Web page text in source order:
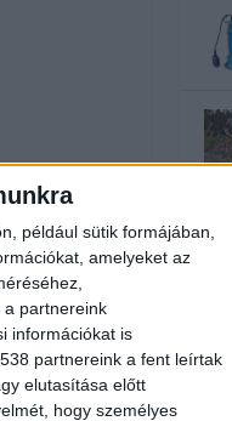
például sütik formájában,
amelyeket az
a partnereink
információkat is
partnereink a fent leírtak
elutasítása előtt
hogy személyes